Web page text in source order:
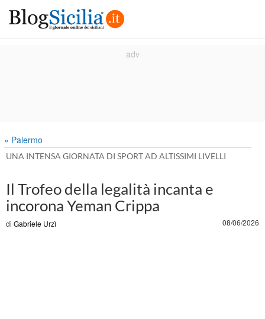
» Palermo
UNA INTENSA GIORNATA DI SPORT AD ALTISSIMI LIVELLI
Il Trofeo della legalità incanta e
incorona Yeman Crippa
di Gabriele Urzì 08/06/2026